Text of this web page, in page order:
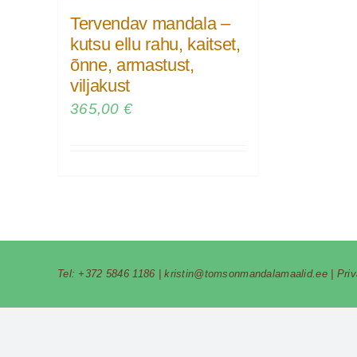
Tervendav mandala –
kutsu ellu rahu, kaitset,
õnne, armastust,
viljakust
365,00 €
Tel: +372 5846 1186 |kristin@tomsonmandalamaalid.ee|